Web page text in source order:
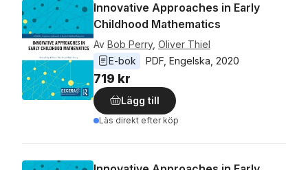
Innovative Approaches in Early
Childhood Mathematics
Av Bob Perry, Oliver Thiel
E-bok
PDF Engelska 2020
719 kr
Lägg till
Läs direkt efter köp